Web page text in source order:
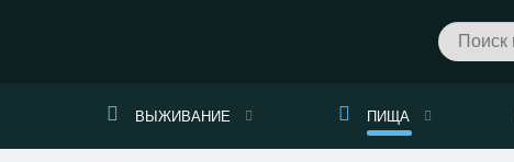
ВЫЖИВАНИЕ ПИЩА